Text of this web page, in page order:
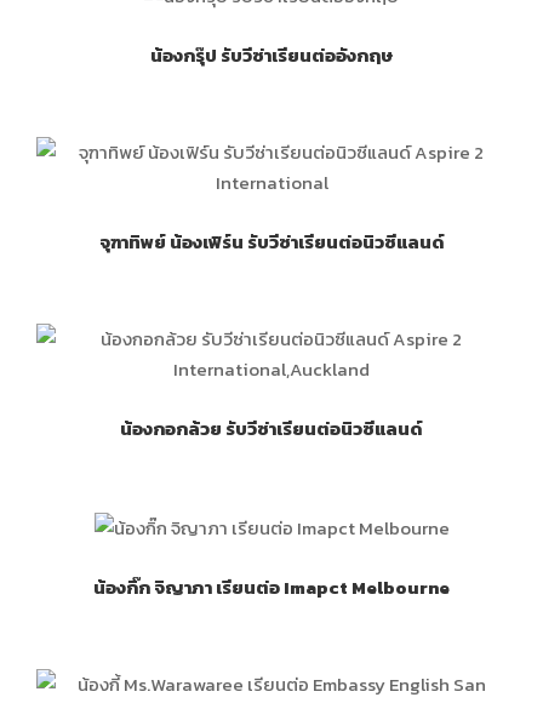
น้องกรุ๊ป รับวีซ่าเรียนต่ออังกฤษ
จุฑาทิพย์ น้องเฟิร์น รับวีซ่าเรียนต่อนิวซีแลนด์
น้องกอกล้วย รับวีซ่าเรียนต่อนิวซีแลนด์
น้องกิ๊ก จิญาภา เรียนต่อ Imapct Melbourne